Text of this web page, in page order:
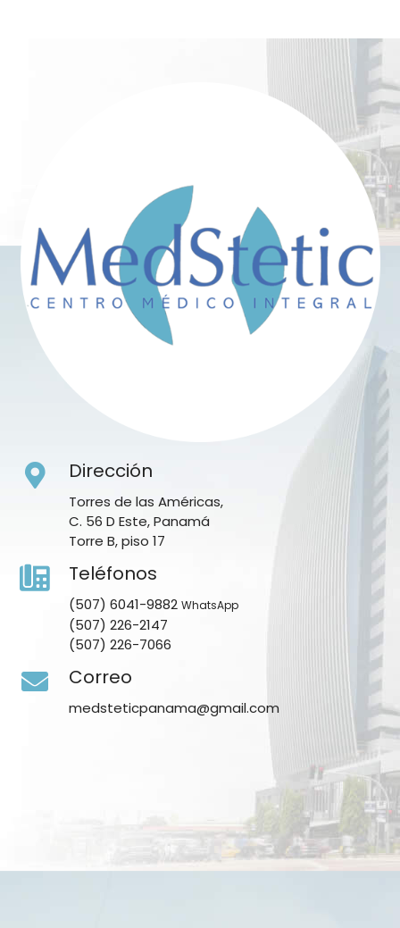
Dirección
Torres de las Américas,
C. 56 D Este, Panamá
Torre B, piso 17
Teléfonos
(507) 6041-9882 WhatsApp
(507) 226-2147
(507) 226-7066
Correo
medsteticpanama@gmail.com